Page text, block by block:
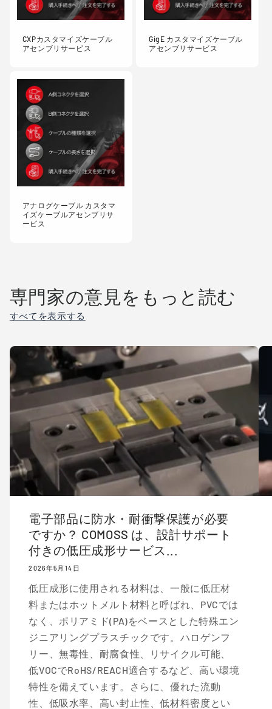
CXPカスタマイズケーブル
アセンブリサービス
GigE カスタマイズケーブル
アセンブリサービス
アナログケーブル カスタマ
イズケーブルアセンブリサ
ービス
専門家の意見をもっと読む
すべてを表示する
電子部品に防水・耐衝撃保護が必要
ですか？ COMOSS は、設計サポート
付きの低圧成形サービス...
2026年5月14日
低圧成形に使用される材料は、一般に低圧材
料またはホットメルト材料と呼ばれ、PVCでは
なく、ポリアミド(PA)をベースとした特殊エン
ジニアリングプラスチックです。ハロゲンフ
リー、無毒性、耐腐食性、リサイクル可能、
低VOCでRoHS/REACH適合するなど、高い環境
特性を備えています。さらに、優れた流動
性、低吸水率、高い封止性、低材料密度とい